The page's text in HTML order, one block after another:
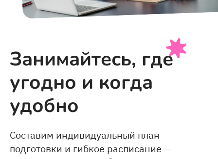
Занимайтесь, где
угодно и когда
удобно
Составим индивидуальный план
подготовки и гибкое расписание —